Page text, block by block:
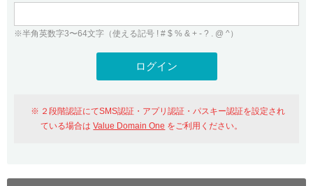
WHOIS検索
Value Domainにログイン
おすすめ One レンタルサーバーを含む最新の機能を使う方
※半角英数字3〜64文字（使える記号 ! # $ % & + - ? . @ ^）
２段階認証にてSMS認証・アプリ認証・パスキー認証を設定され
ている場合はValue Domain One をご利用ください。